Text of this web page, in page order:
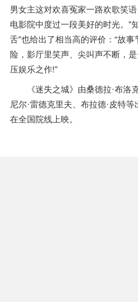
男女主这对欢喜冤家一路欢歌笑
电影院中度过一段美好的时光。”
舌”也给出了相当高的评价：“故
险，影厅里笑声、尖叫声不断，
压娱乐之作!”
《迷失之城》由桑德拉·布洛
尼尔·雷德克里夫、布拉德·皮特等
在全国院线上映。